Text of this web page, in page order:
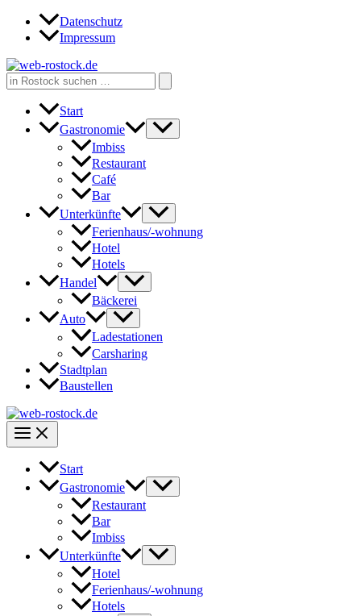
Zum
Inhalt
Datenschutz
Impressum
Search
for:
Start
Gastronomie
Imbiss
Restaurant
Café
Bar
Unterkünfte
Ferienhaus/-wohnung
Hotel
Hotels
Handel
Bäckerei
Auto
Ladestationen
Carsharing
Stadtplan
Baustellen
Start
Gastronomie
Restaurant
Bar
Imbiss
Unterkünfte
Hotel
Ferienhaus/-wohnung
Hotels